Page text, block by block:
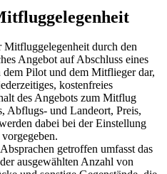
durch den
Angebot auf Abschluss eines
Pilot und dem Mitflieger dar,
kostenfreies
des Angebots zum Mitflug
Abflugs- und Landeort, Preis,
dabei bei der Einstellung
getroffen umfasst das
ausgewählten Anzahl von